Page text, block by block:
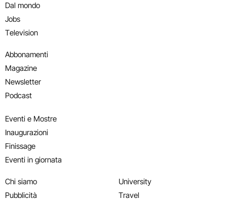
Dal mondo
Jobs
Television
Abbonamenti
Magazine
Newsletter
Podcast
Eventi e Mostre
Inaugurazioni
Finissage
Eventi in giornata
Chi siamo
Pubblicità
University
Travel